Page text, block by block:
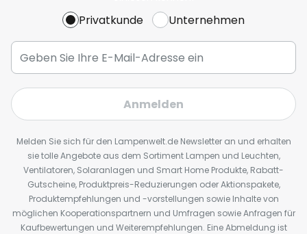
Privatkunde Unternehmen
Anmelden
Melden Sie sich für den Lampenwelt.de Newsletter an und erhalten
sie tolle Angebote aus dem Sortiment Lampen und Leuchten,
Ventilatoren, Solaranlagen und Smart Home Produkte, Rabatt-
Gutscheine, Produktpreis-Reduzierungen oder Aktionspakete,
Produktempfehlungen und -vorstellungen sowie Inhalte von
möglichen Kooperationspartnern und Umfragen sowie Anfragen für
Kaufbewertungen und Weiterempfehlungen. Eine Abmeldung ist